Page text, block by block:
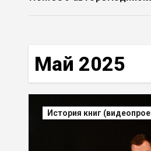
Май 2025
История книг